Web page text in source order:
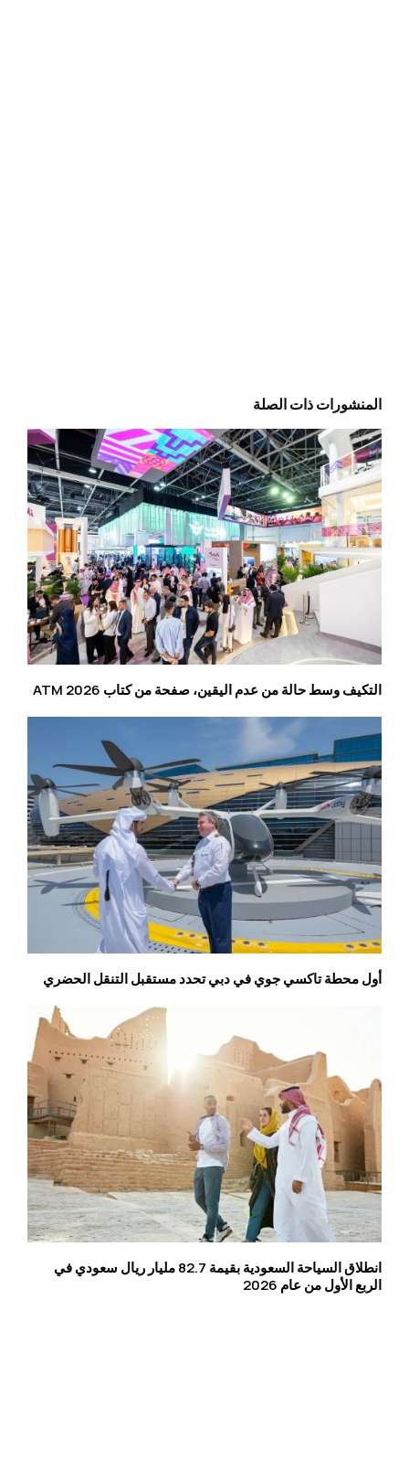
المنشورات ذات الصلة
التكيف وسط حالة من عدم اليقين، صفحة من كتاب ATM 2026
أول محطة تاكسي جوي في دبي تحدد مستقبل التنقل الحضري
انطلاق السياحة السعودية بقيمة 82.7 مليار ريال سعودي في
الربع الأول من عام 2026